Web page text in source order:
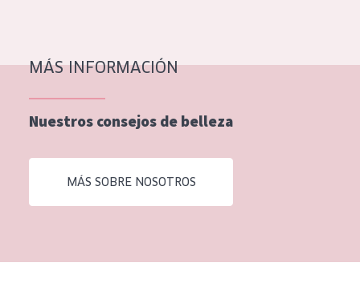
Piel normal y seca
Piel mixata o grasa
Piel madura
Piel expuesta al sol
Piel menopáusica
Todas las edades
MÁS INFORMACIÓN
Nuestros consejos de belleza
MÁS SOBRE NOSOTROS